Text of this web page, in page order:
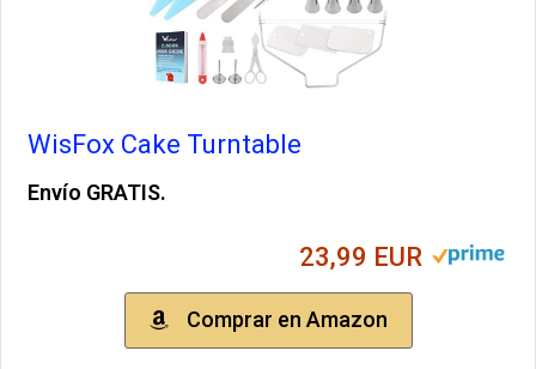
WisFox Cake Turntable
Envío GRATIS.
23,99 EUR
Comprar en Amazon